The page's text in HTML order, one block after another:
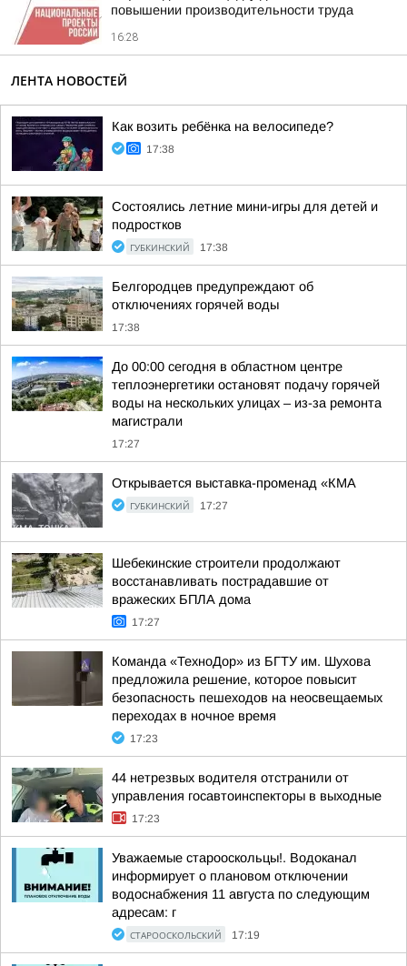
повышении производительности труда
16:28
ЛЕНТА НОВОСТЕЙ
Как возить ребёнка на велосипеде?
17:38
Состоялись летние мини-игры для детей и
подростков
ГУБКИНСКИЙ 17:38
Белгородцев предупреждают об
отключениях горячей воды
17:38
До 00:00 сегодня в областном центре
теплоэнергетики остановят подачу горячей
воды на нескольких улицах – из-за ремонта
магистрали
17:27
Открывается выставка-променад «КМА
ГУБКИНСКИЙ 17:27
Шебекинские строители продолжают
восстанавливать пострадавшие от
вражеских БПЛА дома
17:27
Команда «ТехноДор» из БГТУ им. Шухова
предложила решение, которое повысит
безопасность пешеходов на неосвещаемых
переходах в ночное время
17:23
44 нетрезвых водителя отстранили от
управления госавтоинспекторы в выходные
17:23
Уважаемые старооскольцы!. Водоканал
информирует о плановом отключении
водоснабжения 11 августа по следующим
адресам: г
СТАРООСКОЛЬСКИЙ 17:19